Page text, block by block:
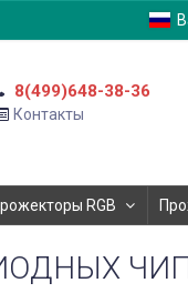
8(499)648-38-36
Контакты
RGB